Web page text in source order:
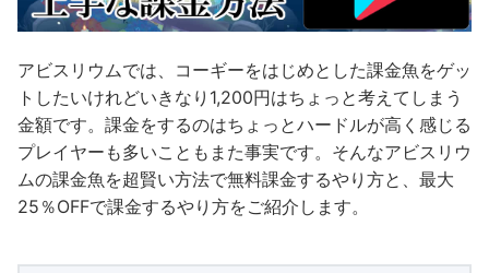
アビスリウムでは、コーギーをはじめとした課金魚をゲッ
トしたいけれどいきなり1,200円はちょっと考えてしまう
金額です。課金をするのはちょっとハードルが高く感じる
プレイヤーも多いこともまた事実です。そんなアビスリウ
ムの課金魚を超賢い方法で無料課金するやり方と、最大
25％OFFで課金するやり方をご紹介します。